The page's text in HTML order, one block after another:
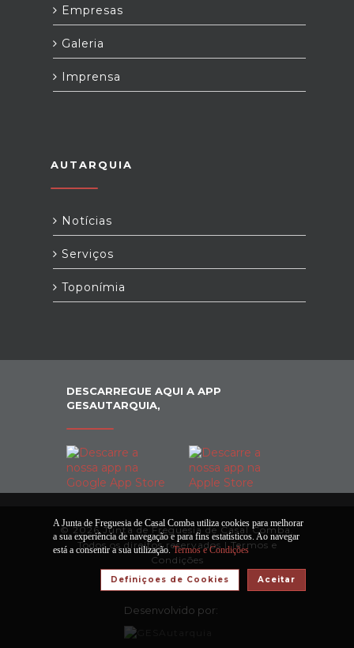
Empresas
Galeria
Imprensa
AUTARQUIA
Notícias
Serviços
Toponímia
DESCARREGUE AQUI A APP
GESAUTARQUIA,
© 2026 Junta de Freguesia de Casal Comba.
Todos os direitos reservados |Termos e
Condições
Desenvolvido por:
A Junta de Freguesia de Casal Comba utiliza cookies para melhorar
a sua experiência de navegação e para fins estatísticos. Ao navegar
está a consentir a sua utilização.Termos e Condições
Aceitar
Definiçoes de Cookies